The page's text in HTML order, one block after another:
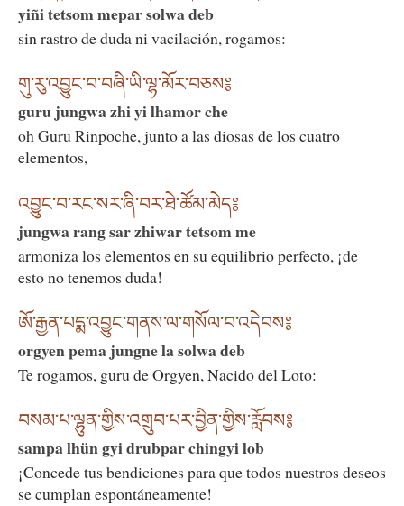
yiñi tetsom mepar solwa deb
sin rastro de duda ni vacilación, rogamos:
གུ་རུ་འབྱུང་བ་བཞི་ཡི་ལྷ་མོར་བཅས༔
guru jungwa zhi yi lhamor che
oh Guru Rinpoche, junto a las diosas de los cuatro
elementos,
འབྱུང་བ་རང་སར་ཞི་བར་ཐེ་ཚོམ་མེད༔
jungwa rang sar zhiwar tetsom me
armoniza los elementos en su equilibrio perfecto, ¡de
esto no tenemos duda!
ཨོ་རྒྱན་པདྨ་འབྱུང་གནས་ལ་གསོལ་བ་འདེབས༔
orgyen pema jungne la solwa deb
Te rogamos, guru de Orgyen, Nacido del Loto:
བསམ་པ་ལྷུན་གྱིས་འགྲུབ་པར་བྱིན་གྱིས་རློབས༔
sampa lhün gyi drubpar chingyi lob
¡Concede tus bendiciones para que todos nuestros deseos
se cumplan espontáneamente!